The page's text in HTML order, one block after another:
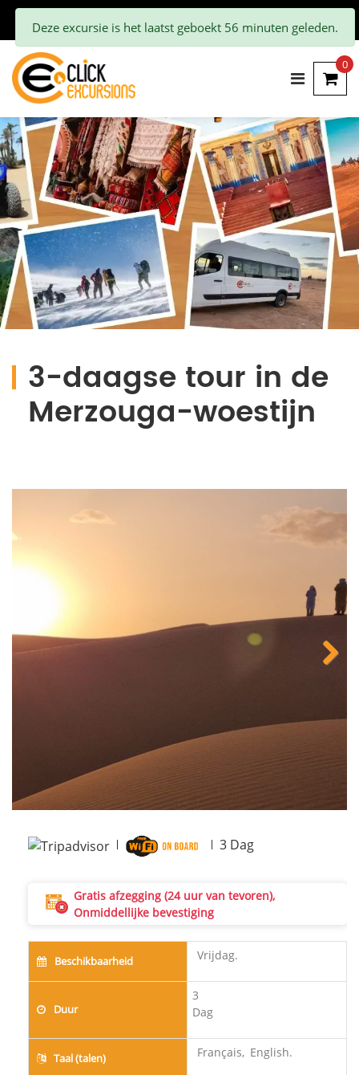
0
3-daagse tour in de
Merzouga-woestijn
3 Dag
Gratis afzegging (24 uur van tevoren),
Onmiddellijke bevestiging
Beschikbaarheid Vrijdag.
Duur
3
Dag
Taal (talen) Français, English.
Deze excursie is het laatst geboekt 56 minuten geleden.